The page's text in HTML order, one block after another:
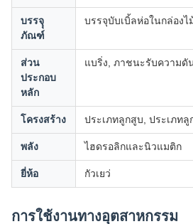
บรรจุุ
ภัณฑ์
บรรจุบับเบิ้ลห่อในกล่องไ
ส่วน
ประกอบ
หลัก
แบริ่ง, ภาชนะรับความดั
โครงสร้าง ประเภทลูกสูบ, ประเภท
พลัง ไฮดรอลิกและนิวแมติก
ยี่ห้อ กัวเยว่
การใช้งานทางอุตสาหกรรม